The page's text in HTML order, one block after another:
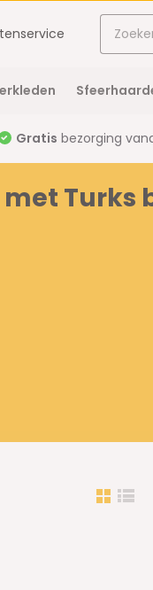
Gratis bezorging
Turks